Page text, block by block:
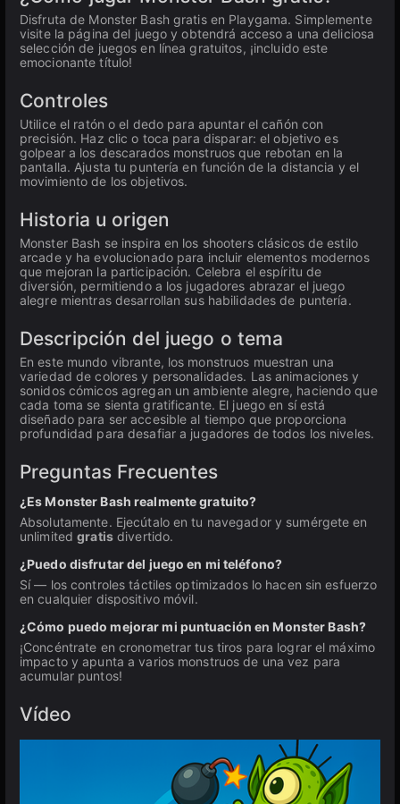
Disfruta de Monster Bash gratis en Playgama. Simplemente
visite la página del juego y obtendrá acceso a una deliciosa
selección de juegos en línea gratuitos, ¡incluido este
emocionante título!
Controles
Utilice el ratón o el dedo para apuntar el cañón con
precisión. Haz clic o toca para disparar: el objetivo es
golpear a los descarados monstruos que rebotan en la
pantalla. Ajusta tu puntería en función de la distancia y el
movimiento de los objetivos.
Historia u origen
Monster Bash se inspira en los shooters clásicos de estilo
arcade y ha evolucionado para incluir elementos modernos
que mejoran la participación. Celebra el espíritu de
diversión, permitiendo a los jugadores abrazar el juego
alegre mientras desarrollan sus habilidades de puntería.
Descripción del juego o tema
En este mundo vibrante, los monstruos muestran una
variedad de colores y personalidades. Las animaciones y
sonidos cómicos agregan un ambiente alegre, haciendo que
cada toma se sienta gratificante. El juego en sí está
diseñado para ser accesible al tiempo que proporciona
profundidad para desafiar a jugadores de todos los niveles.
Preguntas Frecuentes
¿Es Monster Bash realmente gratuito?
Absolutamente. Ejecútalo en tu navegador y sumérgete en
unlimitedgratisdivertido.
¿Puedo disfrutar del juego en mi teléfono?
Sí — los controles táctiles optimizados lo hacen sin esfuerzo
en cualquier dispositivo móvil.
¿Cómo puedo mejorar mi puntuación en Monster Bash?
¡Concéntrate en cronometrar tus tiros para lograr el máximo
impacto y apunta a varios monstruos de una vez para
acumular puntos!
Vídeo